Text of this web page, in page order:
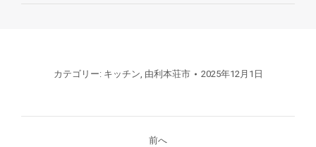
カテゴリー: キッチン, 由利本荘市 2025年12月1日
前へ